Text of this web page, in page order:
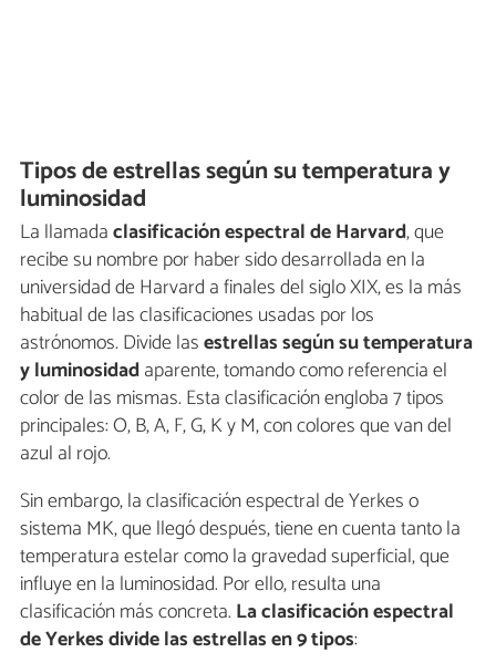
Tipos de estrellas según su temperatura y
luminosidad
La llamadaclasificación espectral de Harvard, que
recibe su nombre por haber sido desarrollada en la
universidad de Harvard a finales del siglo XIX, es la más
habitual de las clasificaciones usadas por los
astrónomos. Divide lasestrellas según su temperatura
y luminosidadaparente, tomando como referencia el
color de las mismas. Esta clasificación engloba 7 tipos
principales: O, B, A, F, G, K y M, con colores que van del
azul al rojo.
Sin embargo, la clasificación espectral de Yerkes o
sistema MK, que llegó después, tiene en cuenta tanto la
temperatura estelar como la gravedad superficial, que
influye en la luminosidad. Por ello, resulta una
clasificación más concreta. La clasificación espectral
de Yerkes divide las estrellas en 9 tipos: